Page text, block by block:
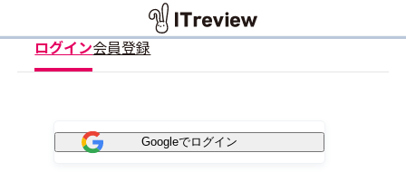
ログイン会員登録
Googleでログイン